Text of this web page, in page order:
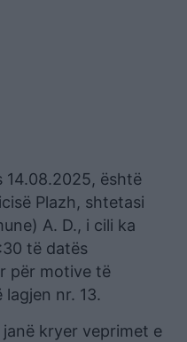
14.08.2025, është
Plazh, shtetasi
A. D., i cili ka
të datës
për motive të
nr. 13.
kryer veprimet e